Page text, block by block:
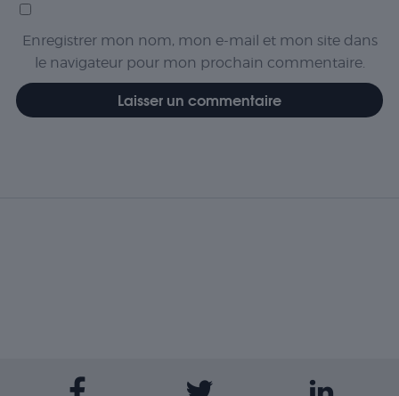
Enregistrer mon nom, mon e-mail et mon site dans
le navigateur pour mon prochain commentaire.